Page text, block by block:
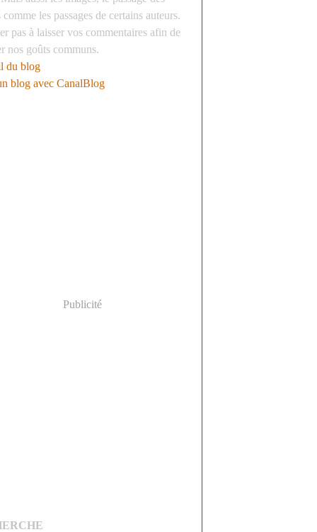
comme les passages de certains auteurs.
pas à laisser vos commentaires afin de
nos goûts communs.
du blog
blog avec CanalBlog
Publicité